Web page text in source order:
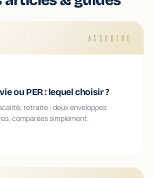
ASSU DIRE
ou PER : lequel choisir ?
retraite : deux enveloppes
comparées simplement.